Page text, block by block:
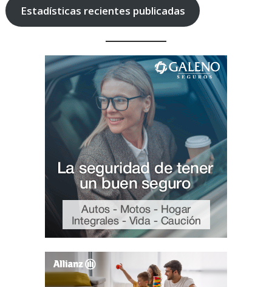
Estadísticas recientes publicadas